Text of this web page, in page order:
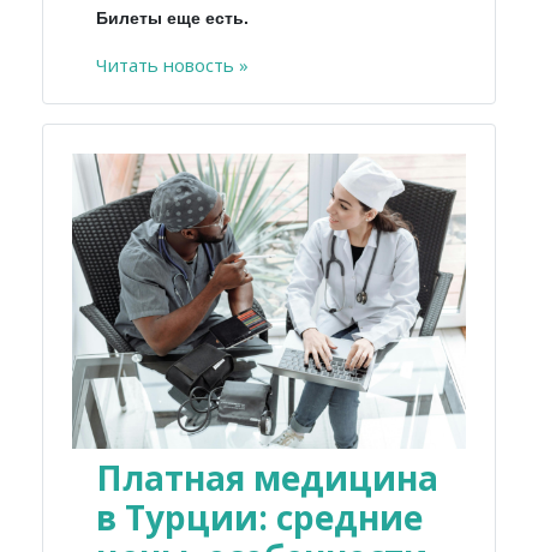
Билеты еще есть.
Читать новость »
Платная медицина
в Турции: средние